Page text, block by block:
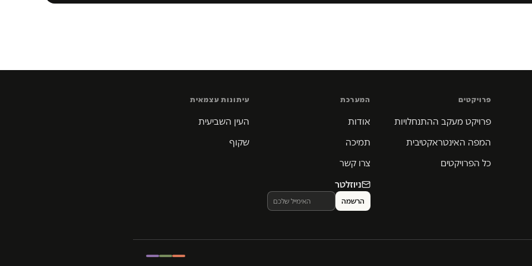
פרויקטים
פרויקט מעקב ההתנחלויות
המפה האינטראקטיבית
כל הפרויקטים
המערכת
אודות
תמיכה
צרו קשר
ניוזלטר
עיתונות עצמאית
העין השביעית
שקוף